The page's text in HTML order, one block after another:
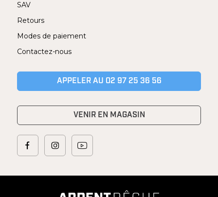
SAV
Retours
Modes de paiement
Contactez-nous
APPELER AU 02 97 25 36 56
VENIR EN MAGASIN